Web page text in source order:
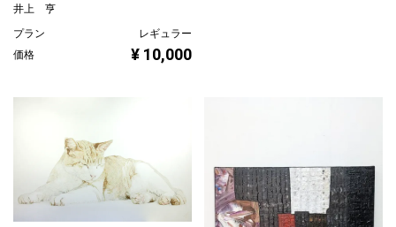
井上 亨
プラン
レギュラー
価格
¥ 10,000